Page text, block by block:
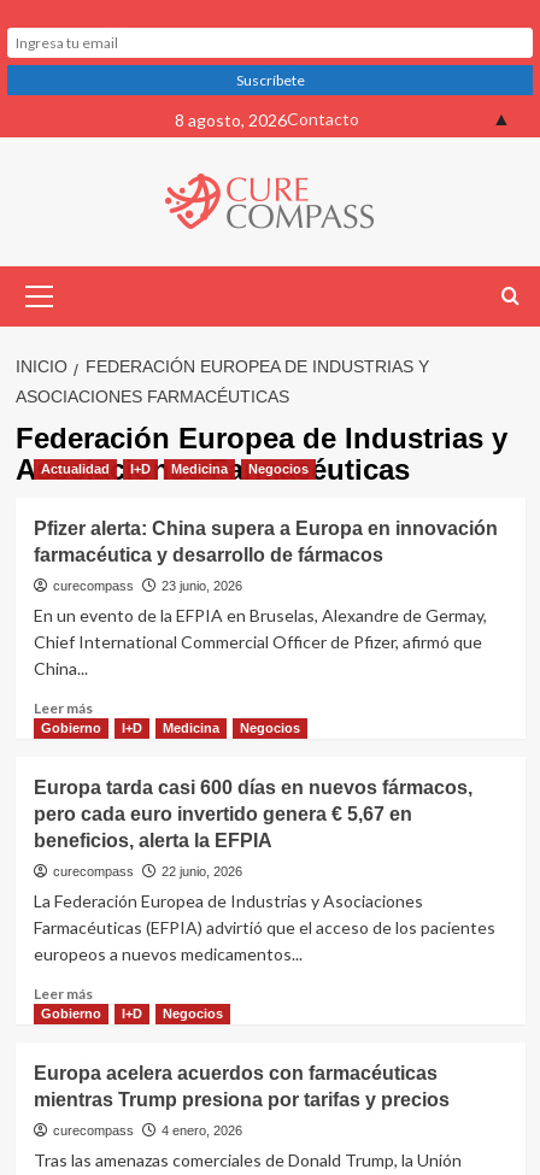
al
8 agosto, 2026Contacto
primario
INICIO
FEDERACIÓN EUROPEA DE INDUSTRIAS Y
ASOCIACIONES FARMACÉUTICAS
Federación Europea de Industrias y
Asociaciones Farmacéuticas
Actualidad I+D Medicina Negocios
Pfizer alerta: China supera a Europa en innovación
farmacéutica y desarrollo de fármacos
curecompass 23 junio, 2026
En un evento de la EFPIA en Bruselas, Alexandre de Germay,
Chief International Commercial Officer de Pfizer, afirmó que
China...
Leer másLeer
más
alerta:
China
supera
a
en
innovación
farmacéutica
desarrollo
de
Gobierno I+D Medicina Negocios
Europa tarda casi 600 días en nuevos fármacos,
pero cada euro invertido genera € 5,67 en
beneficios, alerta la EFPIA
curecompass 22 junio, 2026
La Federación Europea de Industrias y Asociaciones
Farmacéuticas (EFPIA) advirtió que el acceso de los pacientes
europeos a nuevos medicamentos...
Leer másLeer
más
tarda
casi
600
Gobierno I+D Negocios
Europa acelera acuerdos con farmacéuticas
mientras Trump presiona por tarifas y precios
curecompass 4 enero, 2026
Tras las amenazas comerciales de Donald Trump, la Unión
▲